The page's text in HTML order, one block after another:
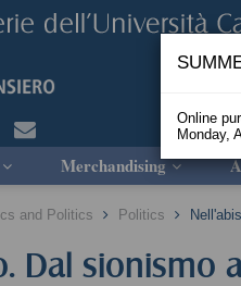
Merchandising
and Politics Politics
Dal sionismo
Online
Monday,